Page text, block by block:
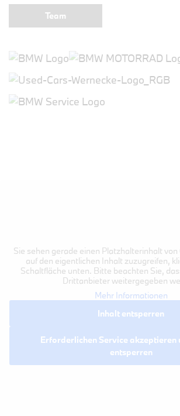
Team
Sie sehen gerade einen Platzhalterinhalt von
auf den eigentlichen Inhalt zuzugreifen,
Schaltfläche unten. Bitte beachten Sie,
Drittanbieter weitergegeben
Mehr Informationen
Inhalt entsperren
Erforderlichen Service akzeptieren
entsperren